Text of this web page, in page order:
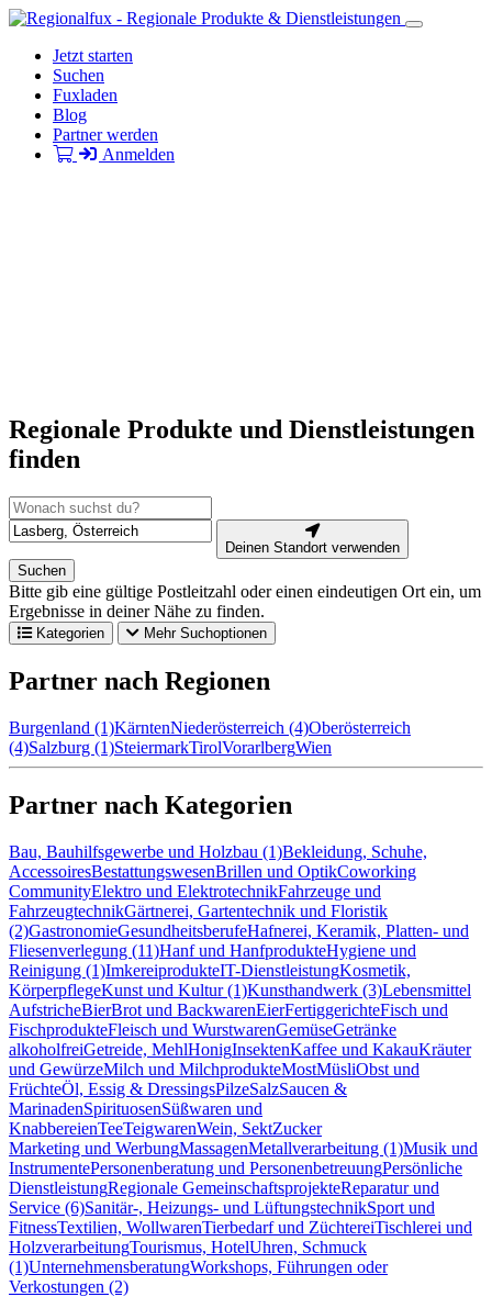
Jetzt starten
Suchen
Fuxladen
Blog
Partner werden
Anmelden
Regionale Produkte und Dienstleistungen
finden
Deinen Standort verwenden
Suchen
Bitte gib eine gültige Postleitzahl oder einen eindeutigen Ort ein, um
Ergebnisse in deiner Nähe zu finden.
Kategorien Mehr Suchoptionen
Partner nach Regionen
Burgenland (1)KärntenNiederösterreich (4)Oberösterreich
(4)Salzburg (1)SteiermarkTirolVorarlbergWien
Partner nach Kategorien
Bau, Bauhilfsgewerbe und Holzbau (1)Bekleidung, Schuhe,
AccessoiresBestattungswesenBrillen und OptikCoworking
CommunityElektro und ElektrotechnikFahrzeuge und
FahrzeugtechnikGärtnerei, Gartentechnik und Floristik
(2)GastronomieGesundheitsberufeHafnerei, Keramik, Platten- und
Fliesenverlegung (11)Hanf und HanfprodukteHygiene und
Reinigung (1)ImkereiprodukteIT-DienstleistungKosmetik,
KörperpflegeKunst und Kultur (1)Kunsthandwerk (3)Lebensmittel
AufstricheBierBrot und BackwarenEierFertiggerichteFisch und
FischprodukteFleisch und WurstwarenGemüseGetränke
alkoholfreiGetreide, MehlHonigInsektenKaffee und KakauKräuter
und GewürzeMilch und MilchprodukteMostMüsliObst und
FrüchteÖl, Essig & DressingsPilzeSalzSaucen &
MarinadenSpirituosenSüßwaren und
KnabbereienTeeTeigwarenWein, SektZucker
Marketing und WerbungMassagenMetallverarbeitung (1)Musik und
InstrumentePersonenberatung und PersonenbetreuungPersönliche
DienstleistungRegionale GemeinschaftsprojekteReparatur und
Service (6)Sanitär-, Heizungs- und LüftungstechnikSport und
FitnessTextilien, WollwarenTierbedarf und ZüchtereiTischlerei und
HolzverarbeitungTourismus, HotelUhren, Schmuck
(1)UnternehmensberatungWorkshops, Führungen oder
Verkostungen (2)